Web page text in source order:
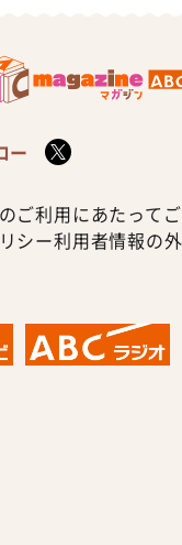
ー
ご利用にあたって
シー利用者情報の